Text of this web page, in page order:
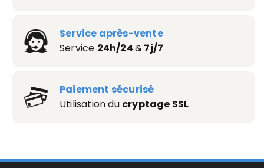
Service après-vente
Service 24h/24&7j/7
Paiement sécurisé
Utilisation du cryptage SSL